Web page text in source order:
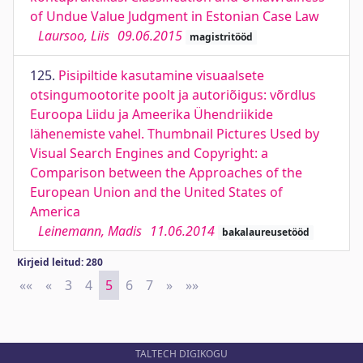
of Undue Value Judgment in Estonian Case Law
Laursoo, Liis 09.06.2015 magistritööd
125. Pisipiltide kasutamine visuaalsete
otsingumootorite poolt ja autoriõigus: võrdlus
Euroopa Liidu ja Ameerika Ühendriikide
lähenemiste vahel. Thumbnail Pictures Used by
Visual Search Engines and Copyright: a
Comparison between the Approaches of the
European Union and the United States of
America
Leinemann, Madis 11.06.2014 bakalaureusetööd
Kirjeid leitud: 280
«« First
« Previous
3 4 5 6 7 » Next
»»
TALTECH DIGIKOGU